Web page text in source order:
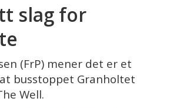
slag for
(FrP) mener det er et
busstoppet Granholtet
Well.